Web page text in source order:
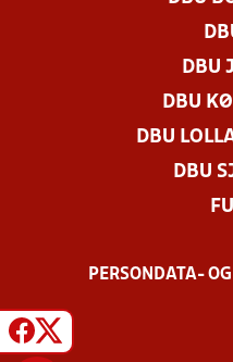
DBU
DBU
DBU
DBU
PERSONDATA-